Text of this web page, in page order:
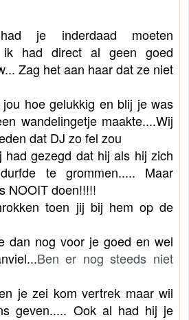
je inderdaad moeten
ik had direct al geen goed
Zag het aan haar dat ze niet
hoe gelukkig en blij je was
wandelingetje maakte....Wij
dat DJ zo fel zou
had gezegd dat hij als hij zich
te grommen..... Maar
NOOIT doen!!!!!
toen jij bij hem op de
dan nog voor je goed en wel
Ben er nog steeds niet
je zei kom vertrek maar wil
geven..... Ook al had hij je